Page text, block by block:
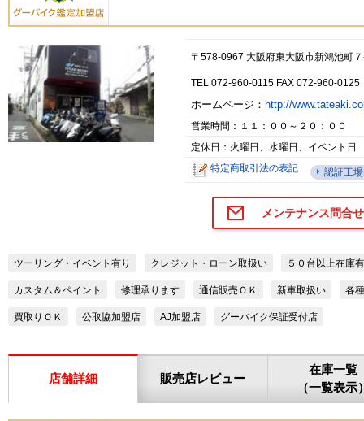
〒578-0967 大阪府東大阪市新鴻池町
TEL 072-960-0115 FAX 072-960-0125
ホームページ： http://
営業時間：１１：００～２０：００
定休日：火曜日、水曜日、イベント日
特定商取引法の表記
認証工
メンテナンス問合せ
ツーリング・イベント有り クレジット・ローン取扱い ５０台以上在庫
カスタム＆ペイント 修理承ります 通信販売ＯＫ 新車取扱い 各
買取りＯＫ 公取協加盟店 AJ加盟店 グーバイク保証受付店
店舗詳細 販売店レビュー
在庫一覧
（一覧表示